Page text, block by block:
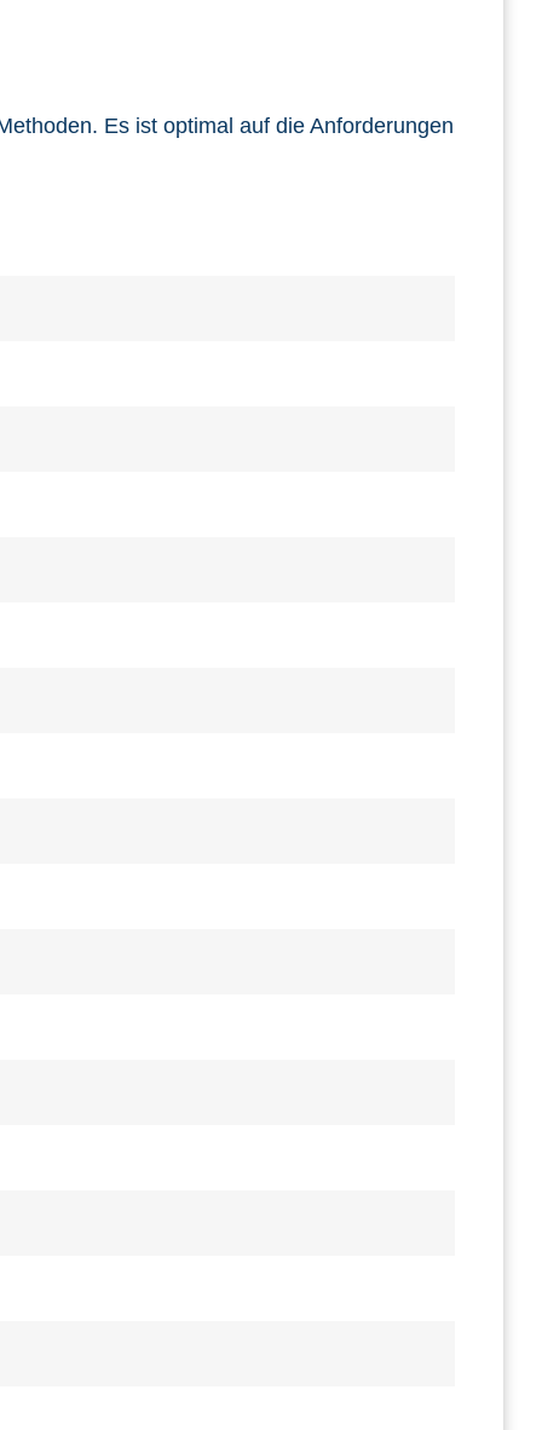
Es ist optimal auf die Anforderungen